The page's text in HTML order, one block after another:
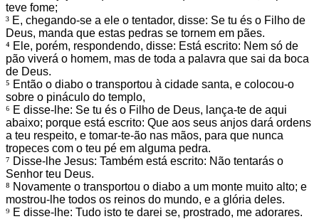
teve fome;
³ E, chegando-se a ele o tentador, disse: Se tu és o Filho de
Deus, manda que estas pedras se tornem em pães.
⁴ Ele, porém, respondendo, disse: Está escrito: Nem só de
pão viverá o homem, mas de toda a palavra que sai da boca
de Deus.
⁵ Então o diabo o transportou à cidade santa, e colocou-o
sobre o pináculo do templo,
⁶ E disse-lhe: Se tu és o Filho de Deus, lança-te de aqui
abaixo; porque está escrito: Que aos seus anjos dará ordens
a teu respeito, e tomar-te-ão nas mãos, para que nunca
tropeces com o teu pé em alguma pedra.
⁷ Disse-lhe Jesus: Também está escrito: Não tentarás o
Senhor teu Deus.
⁸ Novamente o transportou o diabo a um monte muito alto; e
mostrou-lhe todos os reinos do mundo, e a glória deles.
⁹ E disse-lhe: Tudo isto te darei se, prostrado, me adorares.